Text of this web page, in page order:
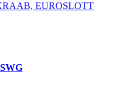
EUROSLOTT